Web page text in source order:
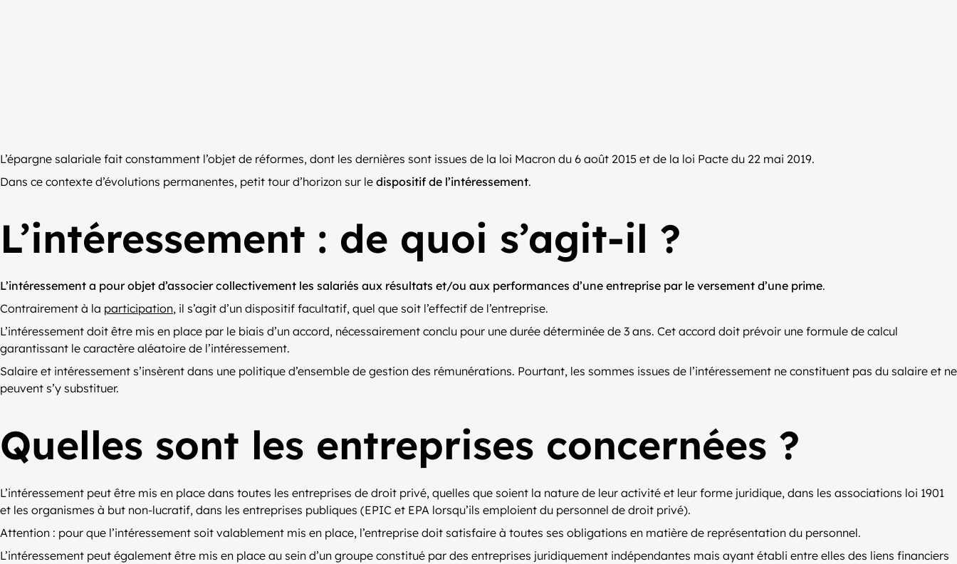
L’épargne salariale fait constamment l’objet de réformes, dont les dernières sont issues de la loi Macron du 6 août 2015 et de la loi Pacte du 22 mai 2019.
Dans ce contexte d’évolutions permanentes, petit tour d’horizon sur le dispositif de l’intéressement.
L’intéressement : de quoi s’agit-il ?
L’intéressement a pour objet d’associer collectivement les salariés aux résultats et/ou aux performances d’une entreprise par le versement d’une prime.
Contrairement à la participation, il s’agit d’un dispositif facultatif, quel que soit l’effectif de l’entreprise.
L’intéressement doit être mis en place par le biais d’un accord, nécessairement conclu pour une durée déterminée de 3 ans. Cet accord doit prévoir une formule de calcul
garantissant le caractère aléatoire de l’intéressement.
Salaire et intéressement s’insèrent dans une politique d’ensemble de gestion des rémunérations. Pourtant, les sommes issues de l’intéressement ne constituent pas du salaire et ne
peuvent s’y substituer.
Quelles sont les entreprises concernées ?
L’intéressement peut être mis en place dans toutes les entreprises de droit privé, quelles que soient la nature de leur activité et leur forme juridique, dans les associations loi 1901
et les organismes à but non-lucratif, dans les entreprises publiques (EPIC et EPA lorsqu’ils emploient du personnel de droit privé).
Attention : pour que l’intéressement soit valablement mis en place, l’entreprise doit satisfaire à toutes ses obligations en matière de représentation du personnel.
L’intéressement peut également être mis en place au sein d’un groupe constitué par des entreprises juridiquement indépendantes mais ayant établi entre elles des liens financiers